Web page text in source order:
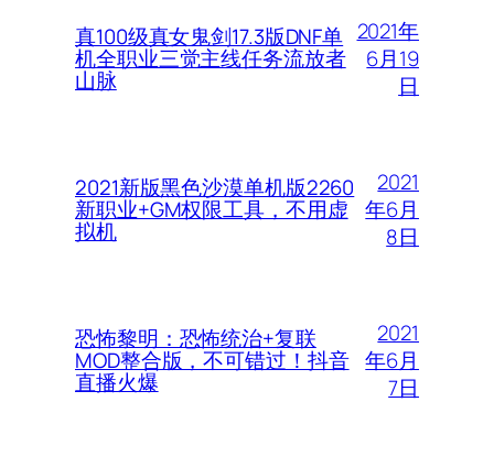
真100级真女鬼剑17.3版DNF单
机全职业三觉主线任务流放者
山脉
2021年
6月19
日
2021新版黑色沙漠单机版2260
新职业+GM权限工具，不用虚
拟机
2021
年6月
8日
恐怖黎明：恐怖统治+复联
MOD整合版，不可错过！抖音
直播火爆
2021
年6月
7日